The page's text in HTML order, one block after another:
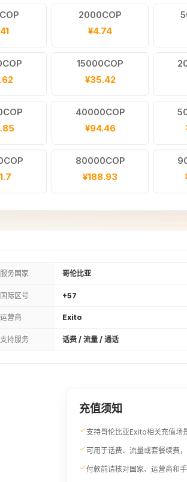
2000COP
¥4.74
15000COP
¥35.42
40000COP
¥94.46
80000COP
¥188.93
服务国家 哥伦比亚
国际区号 +57
运营商 Exito
支持服务 话费 / 流量 / 通话
充值须知
支持哥伦比亚Exito相关充值场
可用于话费、流量或套餐续费
付款前请核对国家、运营商和手